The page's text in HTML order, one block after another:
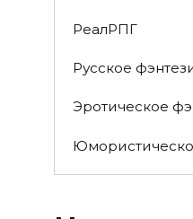
РеалРПГ
Русское
Эротическое